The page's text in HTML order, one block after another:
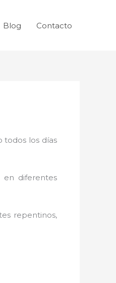
Blog Contacto
todos los días
en diferentes
repentinos,